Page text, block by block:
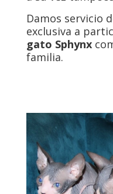
Damos servicio
exclusiva a
gato Sphynx
familia.